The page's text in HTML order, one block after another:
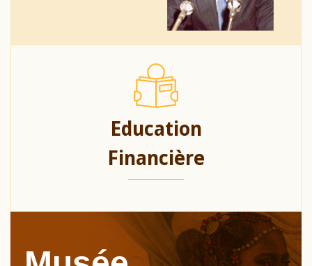
Education
Financière